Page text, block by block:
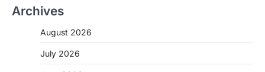
Archives
August 2026
July 2026
जाएगी एल्बेंडाजोल
रायपुर। राष्ट्रीय कृमि मुक्ति दिवस भारत सरकार द्वारा